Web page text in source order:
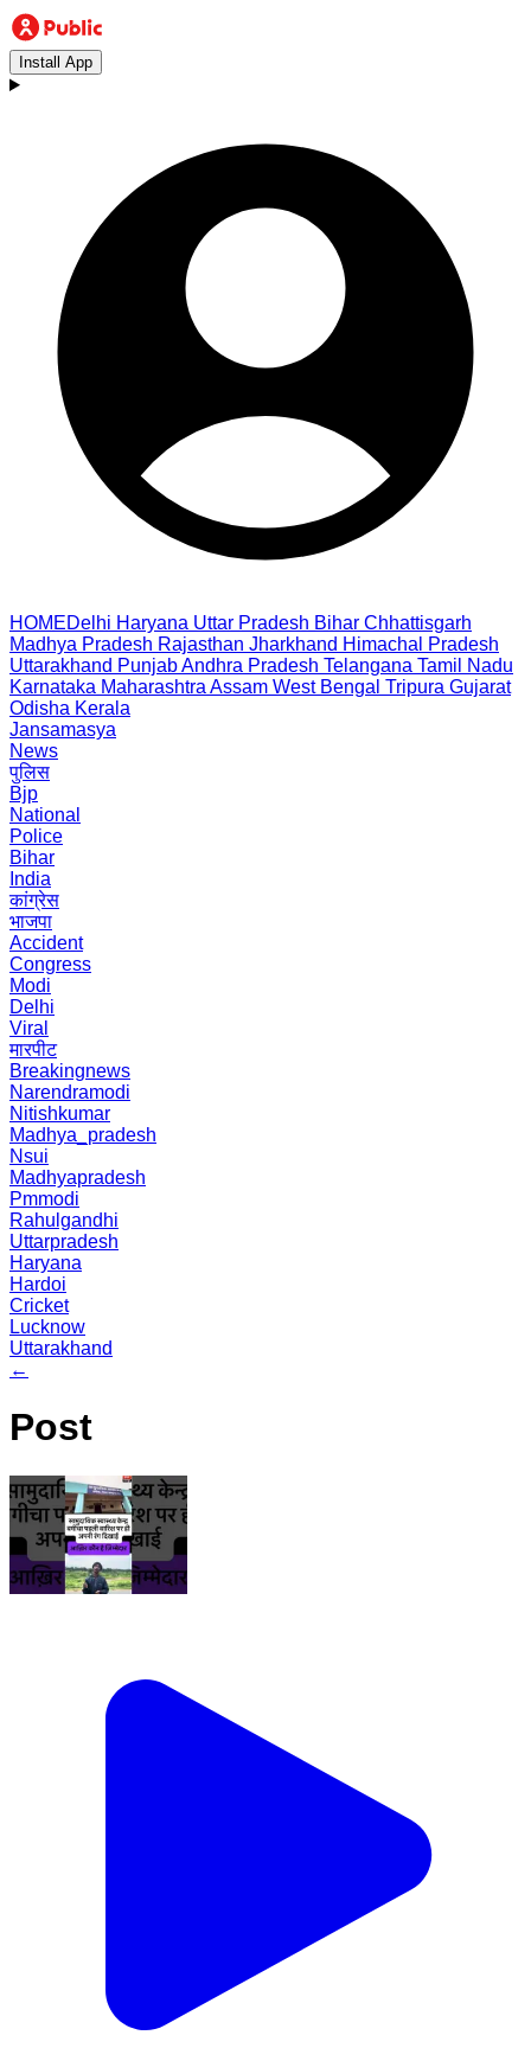
Install App
HOMEDelhi Haryana Uttar Pradesh Bihar Chhattisgarh
Madhya Pradesh Rajasthan Jharkhand Himachal Pradesh
Uttarakhand PunjabAndhra Pradesh Telangana Tamil Nadu
Karnataka Maharashtra Assam West Bengal Tripura Gujarat
Odisha Kerala
Jansamasya
News
पुलिस
Bjp
National
Police
Bihar
India
कांग्रेस
भाजपा
Accident
Congress
Modi
Delhi
Viral
मारपीट
Breakingnews
Narendramodi
Nitishkumar
Madhya_pradesh
Nsui
Madhyapradesh
Pmmodi
Rahulgandhi
Uttarpradesh
Haryana
Hardoi
Cricket
Lucknow
Uttarakhand
←
Post